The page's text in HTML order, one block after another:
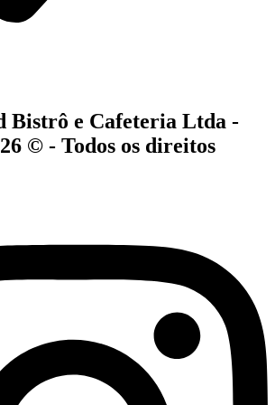
Bistrô e Cafeteria Ltda -
© - Todos os direitos